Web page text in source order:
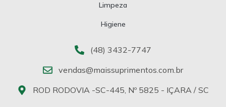
Limpeza
Higiene
(48) 3432-7747
vendas@maissuprimentos.com.br
ROD RODOVIA -SC-445, Nº 5825 - IÇARA / SC